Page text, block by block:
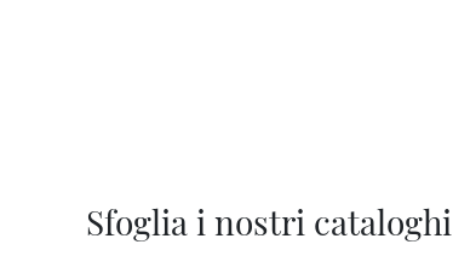
Sfoglia i nostri cataloghi